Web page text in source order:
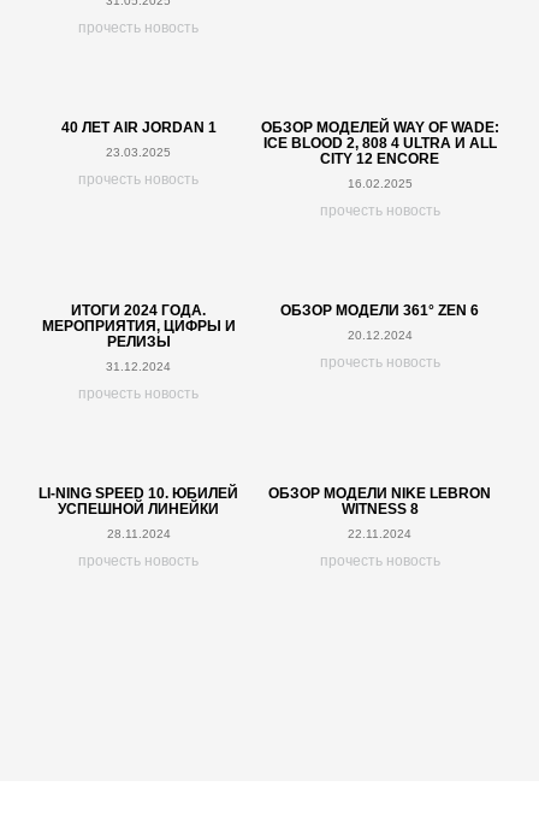
прочесть новость
40 ЛЕТ AIR JORDAN 1
23.03.2025
прочесть новость
ОБЗОР МОДЕЛЕЙ WAY OF WADE:
ICE BLOOD 2, 808 4 ULTRA И ALL
CITY 12 ENCORE
16.02.2025
прочесть новость
ИТОГИ 2024 ГОДА.
МЕРОПРИЯТИЯ, ЦИФРЫ И
РЕЛИЗЫ
31.12.2024
прочесть новость
ОБЗОР МОДЕЛИ 361° ZEN 6
20.12.2024
прочесть новость
LI-NING SPEED 10. ЮБИЛЕЙ
УСПЕШНОЙ ЛИНЕЙКИ
28.11.2024
прочесть новость
ОБЗОР МОДЕЛИ NIKE LEBRON
WITNESS 8
22.11.2024
прочесть новость